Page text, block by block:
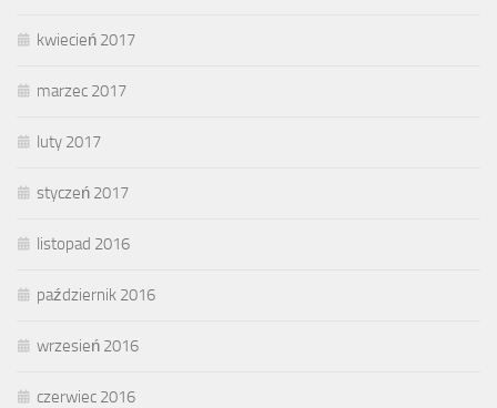
kwiecień 2017
marzec 2017
luty 2017
styczeń 2017
listopad 2016
październik 2016
wrzesień 2016
czerwiec 2016